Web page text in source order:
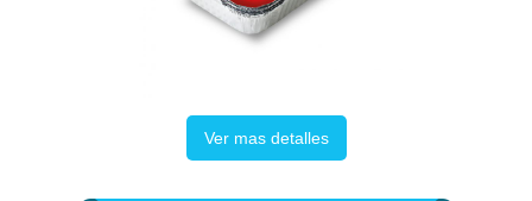
Ver mas detalles